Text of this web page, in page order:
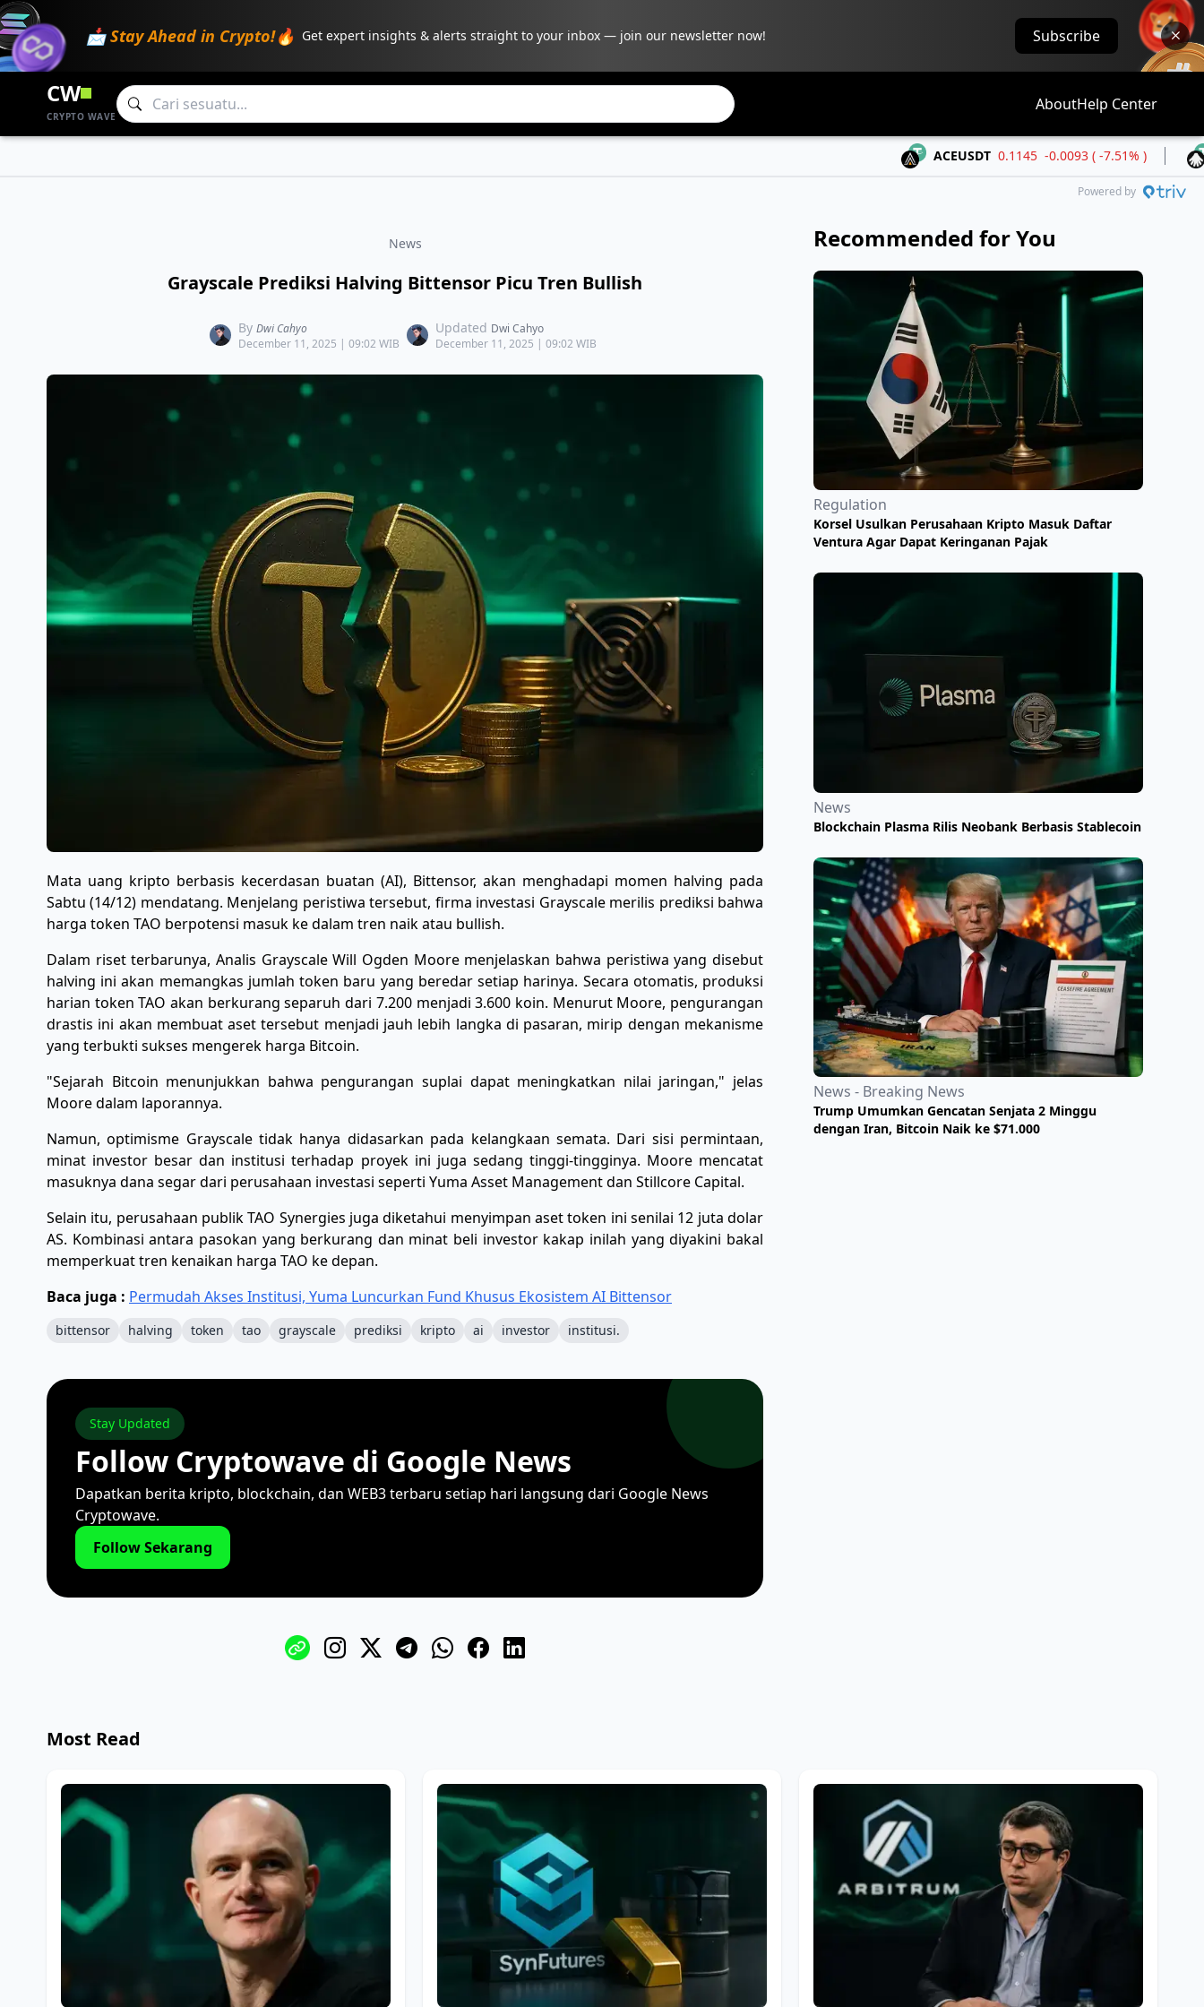
📩 Stay Ahead in Crypto!🔥 Get expert insights & alerts straight to your inbox — join our newsletter now! Subscribe
CW
CRYPTO WAVE
AboutHelp Center
ACEUSDT 0.1145 -0.0093 ( -7.51% )
Powered by
News
​Grayscale Prediksi Halving Bittensor Picu Tren Bullish
By Dwi Cahyo
December 11, 2025 | 09:02 WIB
Updated Dwi Cahyo
December 11, 2025 | 09:02 WIB
​Mata uang kripto berbasis kecerdasan buatan (AI), Bittensor, akan menghadapi momen halving pada
Sabtu (14/12) mendatang. Menjelang peristiwa tersebut, firma investasi Grayscale merilis prediksi bahwa
harga token TAO berpotensi masuk ke dalam tren naik atau bullish.
​Dalam riset terbarunya, Analis Grayscale Will Ogden Moore menjelaskan bahwa peristiwa yang disebut
halving ini akan memangkas jumlah token baru yang beredar setiap harinya. Secara otomatis, produksi
harian token TAO akan berkurang separuh dari 7.200 menjadi 3.600 koin. Menurut Moore, pengurangan
drastis ini akan membuat aset tersebut menjadi jauh lebih langka di pasaran, mirip dengan mekanisme
yang terbukti sukses mengerek harga Bitcoin.
​"Sejarah Bitcoin menunjukkan bahwa pengurangan suplai dapat meningkatkan nilai jaringan," jelas
Moore dalam laporannya.
​Namun, optimisme Grayscale tidak hanya didasarkan pada kelangkaan semata. Dari sisi permintaan,
minat investor besar dan institusi terhadap proyek ini juga sedang tinggi-tingginya. Moore mencatat
masuknya dana segar dari perusahaan investasi seperti Yuma Asset Management dan Stillcore Capital.
​Selain itu, perusahaan publik TAO Synergies juga diketahui menyimpan aset token ini senilai 12 juta dolar
AS. Kombinasi antara pasokan yang berkurang dan minat beli investor kakap inilah yang diyakini bakal
memperkuat tren kenaikan harga TAO ke depan.
Baca juga : Permudah Akses Institusi, Yuma Luncurkan Fund Khusus Ekosistem AI Bittensor
bittensor halving token tao grayscale prediksi kripto ai investor institusi.
Stay Updated
Follow Cryptowave di Google News
Dapatkan berita kripto, blockchain, dan WEB3 terbaru setiap hari langsung dari Google News
Cryptowave.
Follow Sekarang
Recommended for You
Regulation
Korsel Usulkan Perusahaan Kripto Masuk Daftar
Ventura Agar Dapat Keringanan Pajak
News
Blockchain Plasma Rilis Neobank Berbasis Stablecoin
News - Breaking News
Trump Umumkan Gencatan Senjata 2 Minggu
dengan Iran, Bitcoin Naik ke $71.000
Most Read